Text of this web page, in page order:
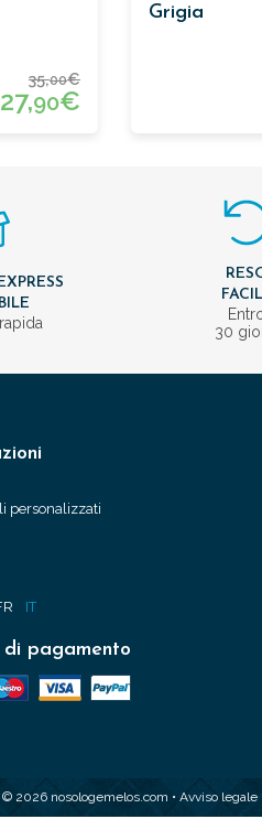
35,00€
27,90€
Grigia
30
personalizzati
IT
pagamento
2026 nosologemelos.com • Avviso legale